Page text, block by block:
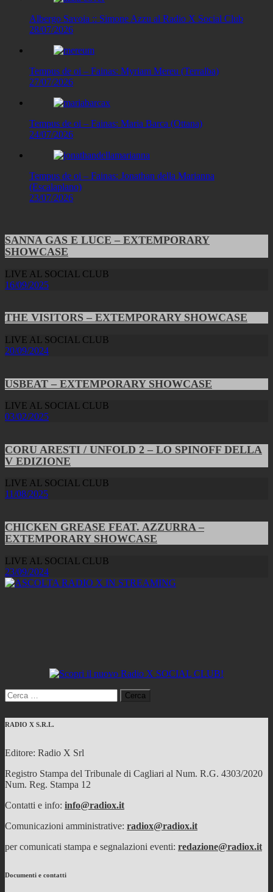
Albergo Savoia :: Simone Azzu al Radio X Social Club
28/07/2026
Tempus de oi – Fainas: Myriam Mereu (Terralba)
27/07/2026
Tempus de oi – Fainas: Maria Barca (Ottana)
24/07/2026
Tempus de oi – Fainas: Jonathan della Marianna
(Escalaplano)
23/07/2026
SANNA GAS E LUCE – EXTEMPORARY
SHOWCASE
LIVE AL SOCIAL CLUB
16/09/2025
THE VISITORS – EXTEMPORARY SHOWCASE
LIVE AL SOCIAL CLUB
20/09/2024
USBEAT – EXTEMPORARY SHOWCASE
LIVE AL SOCIAL CLUB
03/02/2025
CORU ARESTI / UNFOLD 2 – LO SPINOFF DELLA
V EDIZIONE
LIVE AL SOCIAL CLUB
11/08/2025
CHICKEN GREASE FEAT. AZZURRA –
EXTEMPORARY SHOWCASE
LIVE AL SOCIAL CLUB
23/09/2024
Ricerca
per:
RADIO X S.R.L.
Editore: Radio X Srl
Registro Stampa del Tribunale di Cagliari al Num. R.G. 4303/2020
Num. Reg. Stampa 12
Contatti e info: info@radiox.it
Comunicazioni amministrative: radiox@radiox.it
per comunicati stampa e segnalazioni eventi: redazione@radiox.it
Documenti e contatti